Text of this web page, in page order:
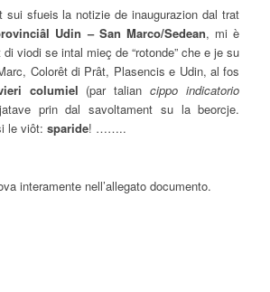
sui sfueis la notizie de inaugurazion dal trat
Udin – San Marco/Sedean, mi è
viodi se intal mieç de “rotonde” che e je su
Colorêt di Prât, Plasencis e Udin, al fos
columiel (par taliancippo indicatorio
prin dal savoltament su la beorcje.
le viôt: sparide! ……..
interamente nell’allegato documento.